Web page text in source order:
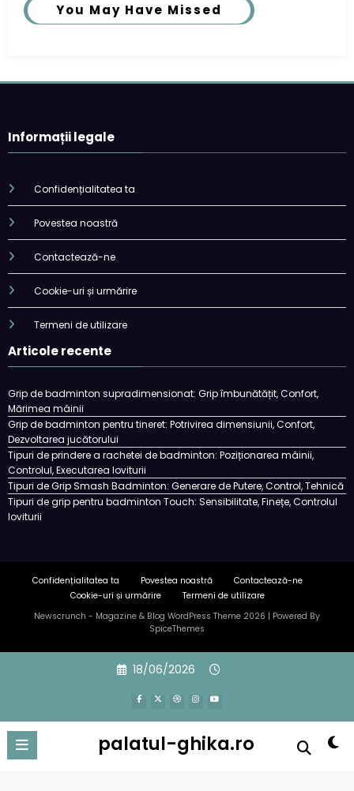
You May Have Missed
Informații legale
Confidențialitatea ta
Povestea noastră
Contactează-ne
Cookie-uri și urmărire
Termeni de utilizare
Articole recente
Grip de badminton supradimensionat: Grip îmbunătățit, Confort,
Mărimea mâinii
Grip de badminton pentru tineret: Potrivirea dimensiunii, Confort,
Dezvoltarea jucătorului
Tipuri de prindere a rachetei de badminton: Poziționarea mâinii,
Controlul, Executarea loviturii
Tipuri de Grip Smash Badminton: Generare de Putere, Control, Tehnică
Tipuri de grip pentru badminton Touch: Sensibilitate, Finețe, Controlul
loviturii
Confidențialitatea ta Povestea noastră
Contactează-ne
Cookie-uri și urmărire
Termeni de utilizare
Newscrunch - Magazine & Blog WordPress Theme 2026 | Powered By
SpiceThemes
18/06/2026
palatul-ghika.ro